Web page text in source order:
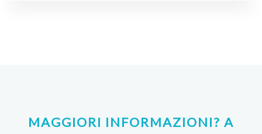
MAGGIORI INFORMAZIONI? A